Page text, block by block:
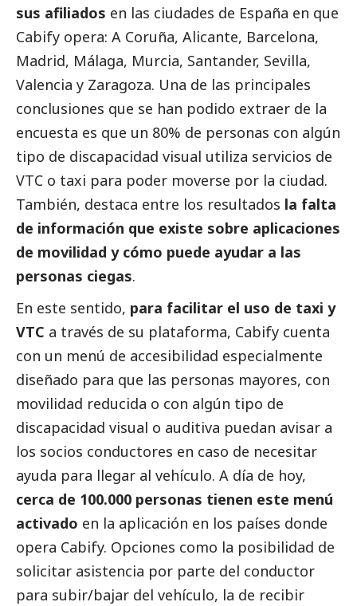
sus afiliados en las ciudades de España en que
Cabify opera: A Coruña, Alicante, Barcelona,
Madrid, Málaga, Murcia, Santander, Sevilla,
Valencia y Zaragoza. Una de las principales
conclusiones que se han podido extraer de la
encuesta es que un 80% de personas con algún
tipo de discapacidad visual utiliza servicios de
VTC o taxi para poder moverse por la ciudad.
También, destaca entre los resultados la falta
de información que existe sobre aplicaciones
de movilidad y cómo puede ayudar a las
personas ciegas.
En este sentido, para facilitar el uso de taxi y
VTC a través de su plataforma, Cabify cuenta
con un menú de accesibilidad especialmente
diseñado para que las personas mayores, con
movilidad reducida o con algún tipo de
discapacidad visual o auditiva puedan avisar a
los socios conductores en caso de necesitar
ayuda para llegar al vehículo. A día de hoy,
cerca de 100.000 personas tienen este menú
activado en la aplicación en los países donde
opera Cabify. Opciones como la posibilidad de
solicitar asistencia por parte del conductor
para subir/bajar del vehículo, la de recibir